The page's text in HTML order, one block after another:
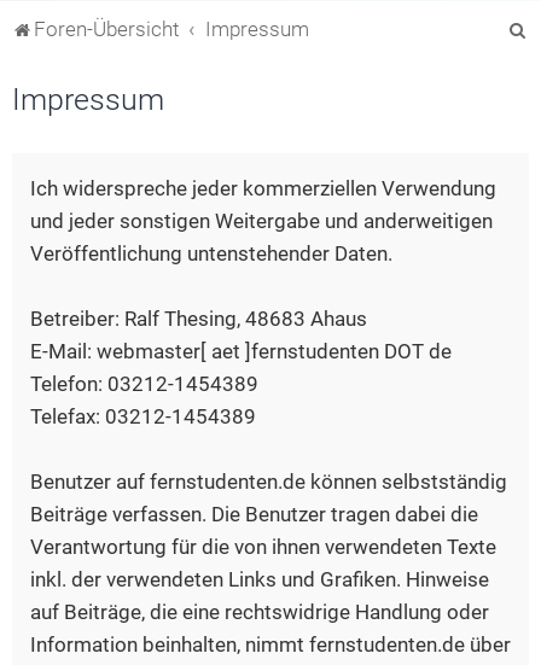
Foren-Übersicht Impressum
Impressum
Ich widerspreche jeder kommerziellen Verwendung
und jeder sonstigen Weitergabe und anderweitigen
Veröffentlichung untenstehender Daten.
Betreiber: Ralf Thesing, 48683 Ahaus
E-Mail: webmaster[ aet ]fernstudenten DOT de
Telefon: 03212-1454389
Telefax: 03212-1454389
Benutzer auf fernstudenten.de können selbstständig
Beiträge verfassen. Die Benutzer tragen dabei die
Verantwortung für die von ihnen verwendeten Texte
inkl. der verwendeten Links und Grafiken. Hinweise
auf Beiträge, die eine rechtswidrige Handlung oder
Information beinhalten, nimmt fernstudenten.de über